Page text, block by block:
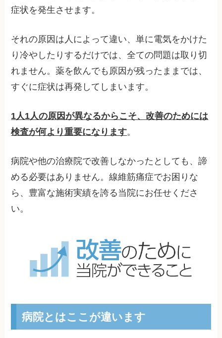
症状を発生させます。
それの原因は人によって違い、単に電気をかけた
り冷やしたりするだけでは、全ての問題は取り切
れません。薬を飲んでも原因が残ったままでは、
すぐに症状は再発してしまいます。
1人1人の原因が異なるからこそ、改善のためには
検査が何より重要になります。
病院や他の治療院で改善しなかったとしても、諦
める必要はありません。線維筋痛症でお困りな
ら、豊富な施術実績を誇る当院にお任せくださ
い。
病院とはここが違います